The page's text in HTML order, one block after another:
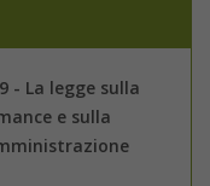
- La legge sulla
e sulla